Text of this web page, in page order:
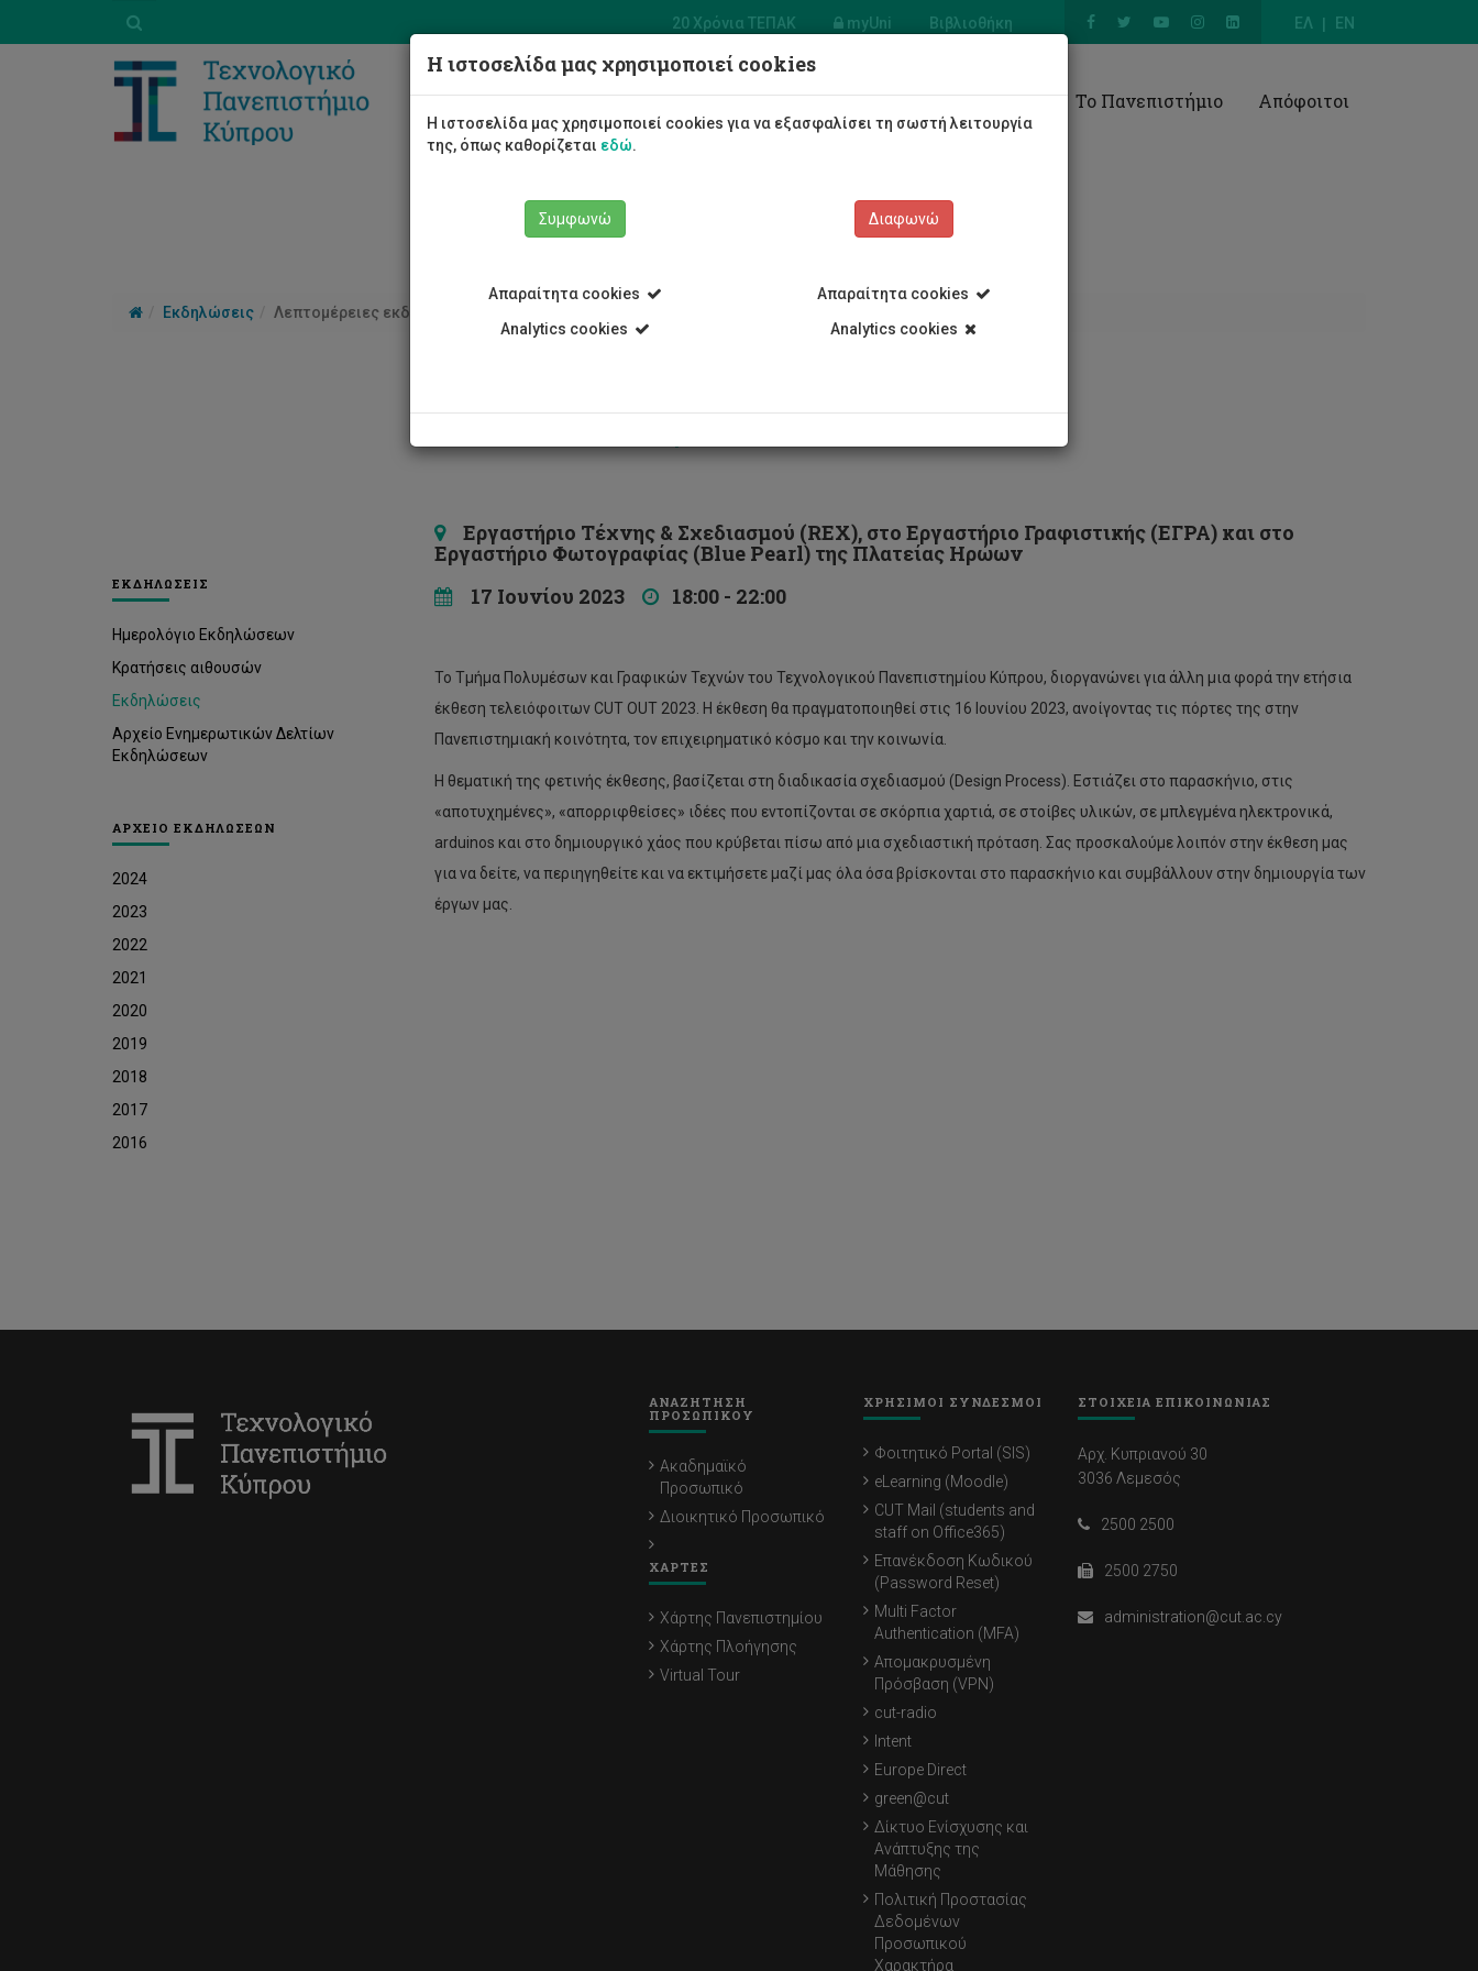
ΕΛ EN
20 Χρόνια ΤΕΠΑΚ myUni Βιβλιοθήκη
Φοιτητές/τριες Σπουδές Έρευνα Το Πανεπιστήμιο Απόφοιτοι
Εκδηλώσεις Λεπτομέρειες εκδήλωσης
ΕΚΔΗΛΩΣΕΙΣ
Ημερολόγιο Εκδηλώσεων
Κρατήσεις αιθουσών
Εκδηλώσεις
Αρχείο Ενημερωτικών Δελτίων
Εκδηλώσεων
ΑΡΧΕΙΟ ΕΚΔΗΛΩΣΕΩΝ
2024
2023
2022
2021
2020
2019
2018
2017
2016
Έκθεση τελειόφοιτων CUT OUT 2023
Εργαστήριο Τέχνης & Σχεδιασμού (REX), στο Εργαστήριο Γραφιστικής (ΕΓΡΑ) και στο
Εργαστήριο Φωτογραφίας (Blue Pearl) της Πλατείας Ηρώων
17 Ιουνίου 2023
18:00 - 22:00
Το Τμήμα Πολυμέσων και Γραφικών Τεχνών του Τεχνολογικού Πανεπιστημίου Κύπρου, διοργανώνει για άλλη μια φορά την ετήσια
έκθεση τελειόφοιτων CUT OUT 2023. Η έκθεση θα πραγματοποιηθεί στις 16 Ιουνίου 2023, ανοίγοντας τις πόρτες της στην
Πανεπιστημιακή κοινότητα, τον επιχειρηματικό κόσμο και την κοινωνία.
Η θεματική της φετινής έκθεσης, βασίζεται στη διαδικασία σχεδιασμού (Design Process). Εστιάζει στο παρασκήνιο, στις
«αποτυχημένες», «απορριφθείσες» ιδέες που εντοπίζονται σε σκόρπια χαρτιά, σε στοίβες υλικών, σε μπλεγμένα ηλεκτρονικά,
arduinos και στο δημιουργικό χάος που κρύβεται πίσω από μια σχεδιαστική πρόταση. Σας προσκαλούμε λοιπόν στην έκθεση μας
για να δείτε, να περιηγηθείτε και να εκτιμήσετε μαζί μας όλα όσα βρίσκονται στο παρασκήνιο και συμβάλλουν στην δημιουργία των
έργων μας.
ΑΝΑΖΗΤΗΣΗ
ΠΡΟΣΩΠΙΚΟΥ
Ακαδημαϊκό
Προσωπικό
Διοικητικό Προσωπικό
ΧΑΡΤΕΣ
Χάρτης Πανεπιστημίου
Χάρτης Πλοήγησης
Virtual Tour
ΧΡΗΣΙΜΟΙ ΣΥΝΔΕΣΜΟΙ
Φοιτητικό Portal (SIS)
eLearning (Moodle)
CUT Mail (students and
staff on Office365)
Επανέκδοση Κωδικού
(Password Reset)
Multi Factor
Authentication (MFA)
Απομακρυσμένη
Πρόσβαση (VPN)
cut-radio
Intent
Europe Direct
green@cut
Δίκτυο Ενίσχυσης και
Ανάπτυξης της
Μάθησης
Πολιτική Προστασίας
Δεδομένων
Προσωπικού
Χαρακτήρα
ΣΤΟΙΧΕΙΑ ΕΠΙΚΟΙΝΩΝΙΑΣ
Αρχ. Κυπριανού 30
3036 Λεμεσός
2500 2500
2500 2750
administration@cut.ac.cy
Η ιστοσελίδα μας χρησιμοποιεί cookies
Η ιστοσελίδα μας χρησιμοποιεί cookies για να εξασφαλίσει τη σωστή λειτουργία
της, όπως καθορίζεται εδώ.
Συμφωνώ
Απαραίτητα cookies
Analytics cookies
Διαφωνώ
Απαραίτητα cookies
Analytics cookies